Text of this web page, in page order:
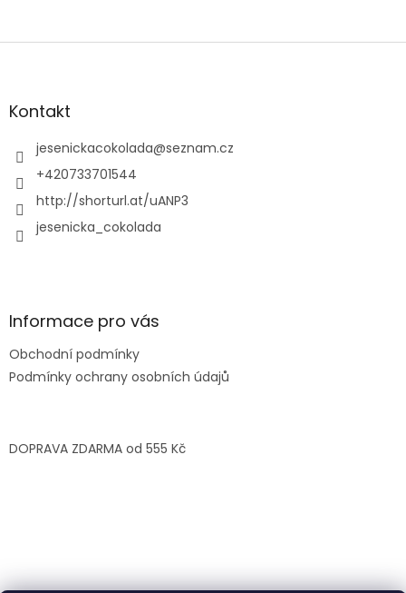
Z
aKontakt
jesenickacokolada@seznam.cz
+420733701544
http://shorturl.at/uANP3
jesenicka_cokolada
Informace pro vás
Obchodní podmínky
Podmínky ochrany osobních údajů
DOPRAVA ZDARMA od 555 Kč